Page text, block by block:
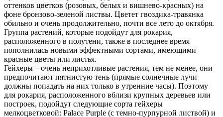
оттенков цветков (розовых, белых и вишнево-красных) на
фоне бронзово-зеленой листвы. Цветет гвоздика-травянка
обильно и очень продолжительно, почти все лето до октября.
Группа растений, которые подойдут для рокария,
расположенного в полутени, также в последнее время
пополнилась новыми эффектными сортами, имеющими
красные цветы или листья.
Гейхеры – очень неприхотливые растения, тем не менее, они
предпочитают пятнистую тень (прямые солнечные лучи
должны попадать на них только в утренние часы). Поэтому
для рокария, расположенного вблизи крупных деревьев или
построек, подойдут следующие сорта гейхеры
мелкоцветковой: Palace Purple (с темно-пурпурной листвой) и